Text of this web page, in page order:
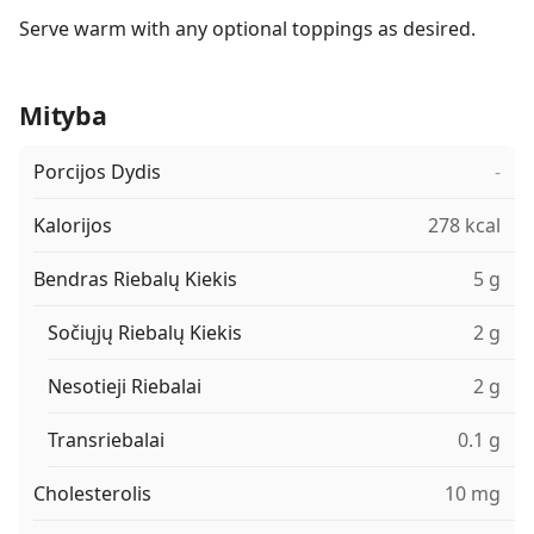
Serve warm with any optional toppings as desired.
Mityba
Porcijos Dydis -
Kalorijos 278 kcal
Bendras Riebalų Kiekis 5 g
Sočiųjų Riebalų Kiekis 2 g
Nesotieji Riebalai 2 g
Transriebalai 0.1 g
Cholesterolis 10 mg